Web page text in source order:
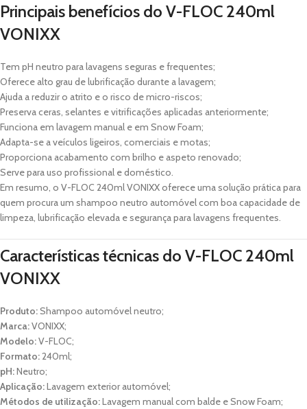
Principais benefícios do V-FLOC 240ml
VONIXX
Tem pH neutro para lavagens seguras e frequentes;
Oferece alto grau de lubrificação durante a lavagem;
Ajuda a reduzir o atrito e o risco de micro-riscos;
Preserva ceras, selantes e vitrificações aplicadas anteriormente;
Funciona em lavagem manual e em Snow Foam;
Adapta-se a veículos ligeiros, comerciais e motas;
Proporciona acabamento com brilho e aspeto renovado;
Serve para uso profissional e doméstico.
Em resumo, o V-FLOC 240ml VONIXX oferece uma solução prática para
quem procura um shampoo neutro automóvel com boa capacidade de
limpeza, lubrificação elevada e segurança para lavagens frequentes.
Características técnicas do V-FLOC 240ml
VONIXX
Produto:Shampoo automóvel neutro;
Marca:VONIXX;
Modelo:V-FLOC;
Formato:240ml;
pH:Neutro;
Aplicação:Lavagem exterior automóvel;
Métodos de utilização:Lavagem manual com balde e Snow Foam;